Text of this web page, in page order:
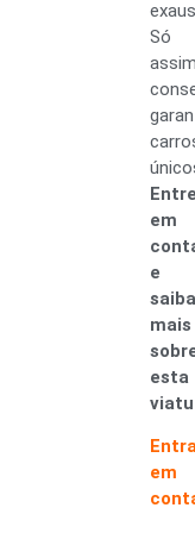
Só
em
e
saiba
mais
esta
em